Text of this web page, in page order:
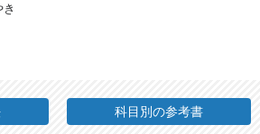
科目別の参考書